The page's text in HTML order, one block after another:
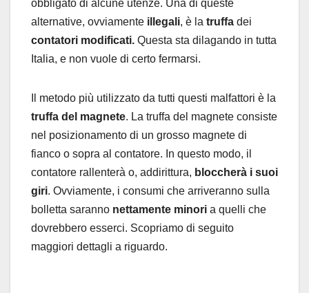
obbligato di alcune utenze. Una di queste
alternative, ovviamente illegali, è la truffa dei
contatori modificati. Questa sta dilagando in tutta
Italia, e non vuole di certo fermarsi.
Il metodo più utilizzato da tutti questi malfattori è la
truffa del magnete. La truffa del magnete consiste
nel posizionamento di un grosso magnete di
fianco o sopra al contatore. In questo modo, il
contatore rallenterà o, addirittura, bloccherà i suoi
giri. Ovviamente, i consumi che arriveranno sulla
bolletta saranno nettamente minori a quelli che
dovrebbero esserci. Scopriamo di seguito
maggiori dettagli a riguardo.